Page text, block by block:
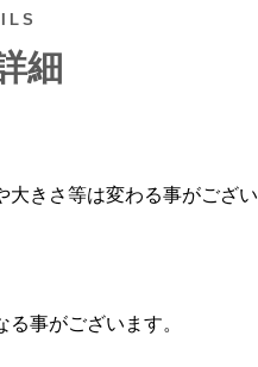
細
大きさ等は変わる事がござ
事がございます。